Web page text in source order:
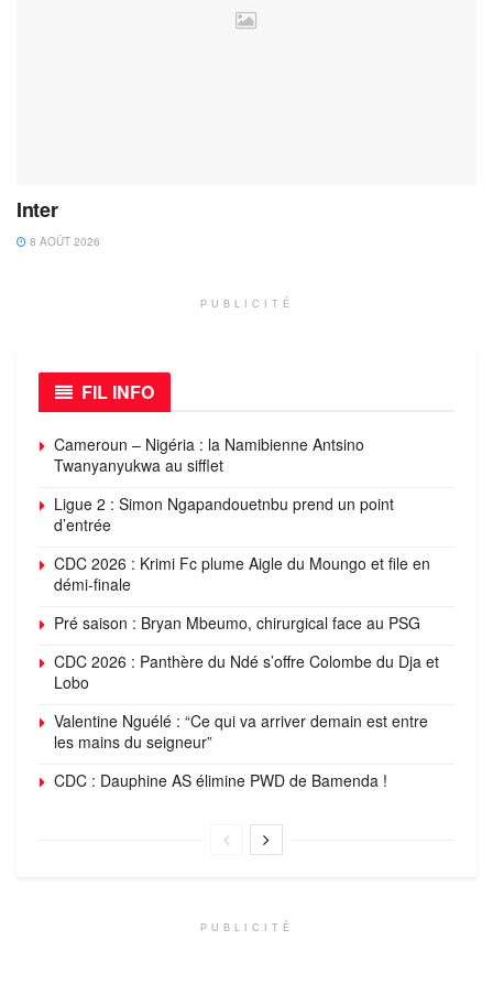
Inter
8 AOÛT 2026
PUBLICITÉ
FIL INFO
Cameroun – Nigéria : la Namibienne Antsino
Twanyanyukwa au sifflet
Ligue 2 : Simon Ngapandouetnbu prend un point
d’entrée
CDC 2026 : Krimi Fc plume Aigle du Moungo et file en
démi-finale
Pré saison : Bryan Mbeumo, chirurgical face au PSG
CDC 2026 : Panthère du Ndé s’offre Colombe du Dja et
Lobo
Valentine Nguélé : “Ce qui va arriver demain est entre
les mains du seigneur”
CDC : Dauphine AS élimine PWD de Bamenda !
PUBLICITÉ